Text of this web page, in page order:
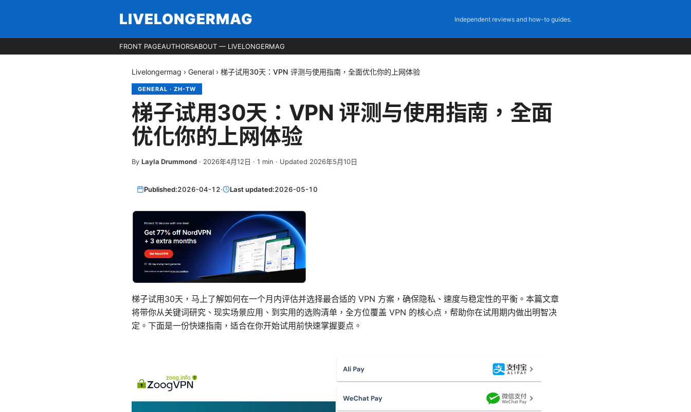
LIVELONGERMAG Independent reviews and how-to guides.
FRONT PAGEAUTHORSABOUT — LIVELONGERMAG
Livelongermag › General › 梯子试用30天：VPN 评测与使用指南，全面优化你的上网体验
GENERAL · ZH-TW
梯子试用30天：VPN 评测与使用指南，全面
优化你的上网体验
By Layla Drummond · 2026年4月12日 · 1 min · Updated 2026年5月10日
Published:2026-04-12· Last updated:2026-05-10
梯子试用30天，马上了解如何在一个月内评估并选择最合适的 VPN 方案，确保隐私、速度与稳定性的平衡。本篇文章
将带你从关键词研究、现实场景应用、到实用的选购清单，全方位覆盖 VPN 的核心点，帮助你在试用期内做出明智决
定。下面是一份快速指南，适合在你开始试用前快速掌握要点。